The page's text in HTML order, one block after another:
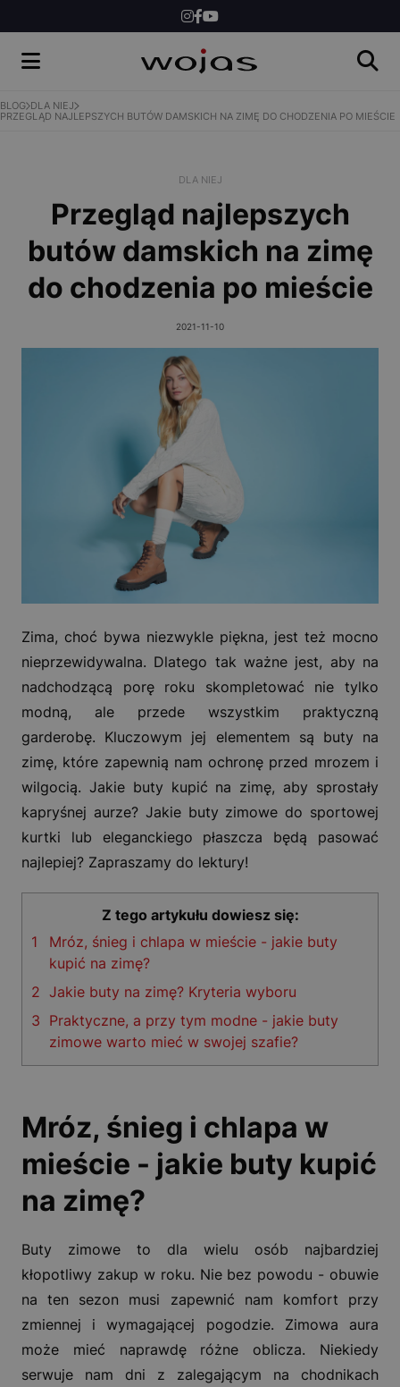
SKLEP
BLOG DLA NIEJ
PRZEGLĄD NAJLEPSZYCH BUTÓW DAMSKICH NA ZIMĘ DO CHODZENIA PO MIEŚCIE
DLA NIEJ
Przegląd najlepszych
butów damskich na zimę
do chodzenia po mieście
2021-11-10
Zima, choć bywa niezwykle piękna, jest też mocno
nieprzewidywalna. Dlatego tak ważne jest, aby na
nadchodzącą porę roku skompletować nie tylko
modną, ale przede wszystkim praktyczną
garderobę. Kluczowym jej elementem są buty na
zimę, które zapewnią nam ochronę przed mrozem i
wilgocią. Jakie buty kupić na zimę, aby sprostały
kapryśnej aurze? Jakie buty zimowe do sportowej
kurtki lub eleganckiego płaszcza będą pasować
najlepiej? Zapraszamy do lektury!
Z tego artykułu dowiesz się:
1
Mróz, śnieg i chlapa w mieście - jakie buty
kupić na zimę?
2 Jakie buty na zimę? Kryteria wyboru
3 Praktyczne, a przy tym modne - jakie buty
zimowe warto mieć w swojej szafie?
Mróz, śnieg i chlapa w
mieście - jakie buty kupić
na zimę?
Buty zimowe to dla wielu osób najbardziej
kłopotliwy zakup w roku. Nie bez powodu - obuwie
na ten sezon musi zapewnić nam komfort przy
zmiennej i wymagającej pogodzie. Zimowa aura
może mieć naprawdę różne oblicza. Niekiedy
serwuje nam dni z zalegającym na chodnikach